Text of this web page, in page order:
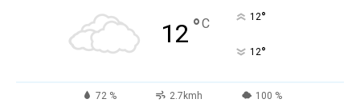
12 °C 12°
12°
72 % 2.7kmh 100 %